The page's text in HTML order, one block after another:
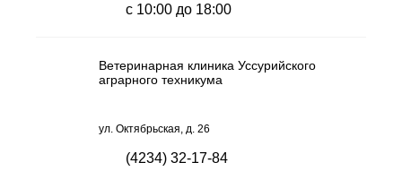
с 10:00 до 18:00
Ветеринарная клиника Уссурийского
аграрного техникума
ул. Октябрьская, д. 26
(4234) 32-17-84